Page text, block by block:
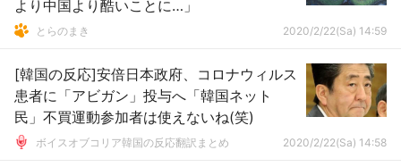
より中国より酷いことに…」
とらのまき 2020/2/22(Sa) 14:59
[韓国の反応]安倍日本政府、コロナウィルス
患者に「アビガン」投与へ「韓国ネット
民」不買運動参加者は使えないね(笑)
ボイスオブコリア韓国の反応翻訳まとめ 2020/2/22(Sa) 14:58